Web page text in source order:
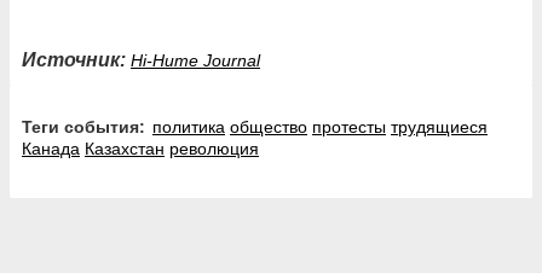
Источник: Hi-Hume Journal
Теги события: политика общество протесты трудящиеся
Канада Казахстан революция